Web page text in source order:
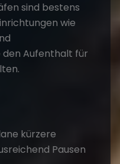
sind bestens
wie
den Aufenthalt für
kürzere
Pausen